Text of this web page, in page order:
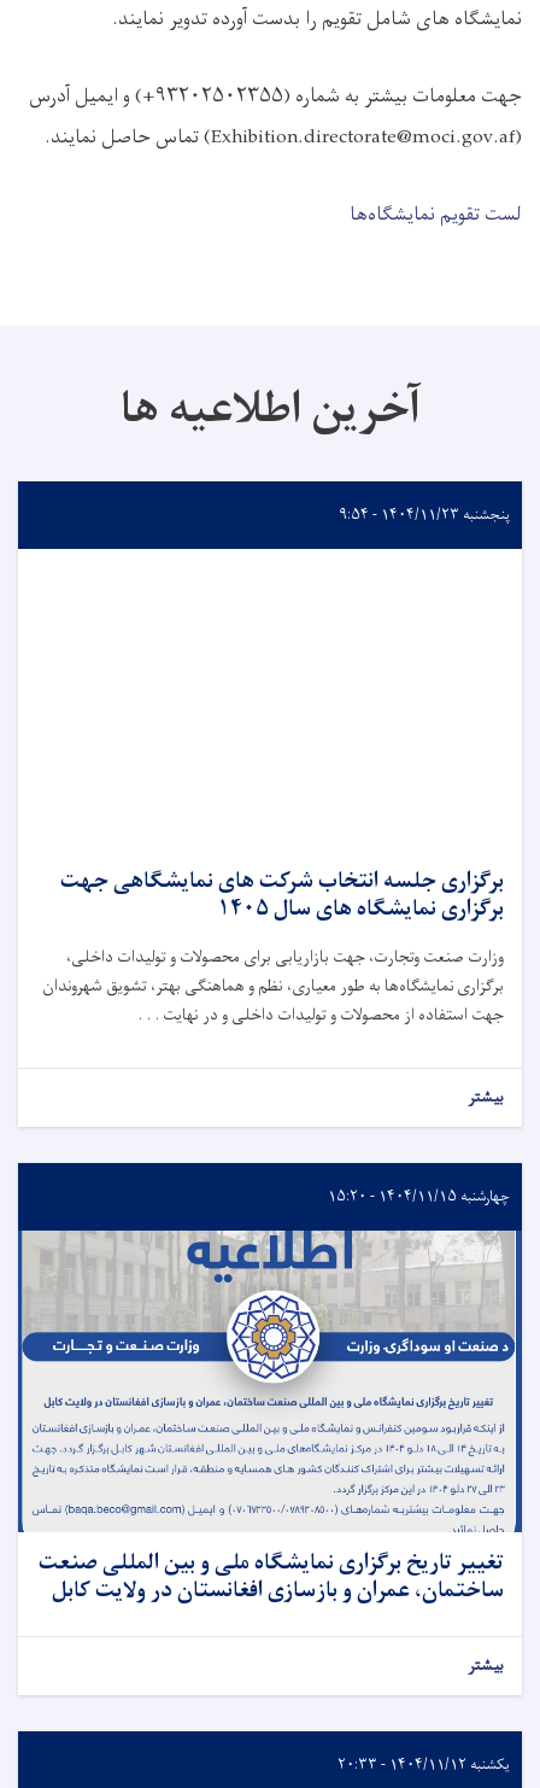
نمایشگاه های شامل تقویم را بدست آورده تدویر نمایند.
جهت معلومات بیشتر به شماره (۹۳۲۰۲۵۰۲۳۵۵+) و ایمیل آدرس
(
Exhibition.directorate@moci.gov.af) تماس حاصل نمایند.
لست تقویم نمایشگاه‌ها
آخرین اطلاعیه ها
پنجشنبه ۱۴۰۴/۱۱/۲۳ - ۹:۵۴
برگزاری جلسه انتخاب شرکت های نمایشگاهی جهت
برگزاری نمایشگاه های سال ‍۱۴۰۵
وزارت صنعت وتجارت، جهت بازاریابی برای محصولات و تولیدات داخلی،
برگزاری نمایشگاه‌ها به طور معیاری، نظم و هماهنگی بهتر، تشویق شهروندان
جهت استفاده از محصولات و تولیدات داخلی و در نهایت . . .
بیشتر
چهارشنبه ۱۴۰۴/۱۱/۱۵ - ۱۵:۲۰
تغییر تاریخ برگزاری نمایشگاه ملی و بین المللی صنعت
ساختمان، عمران و بازسازی افغانستان در ولایت کابل
بیشتر
یکشنبه ۱۴۰۴/۱۱/۱۲ - ۲۰:۳۳